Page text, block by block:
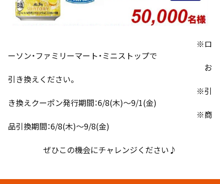
※ロ
ーソン・ファミリーマート・ミニストップで
お
引き換えください。
※引
き換えクーポン発行期間：6/8(木)～9/1(金)
※商
品引換期間：6/8(木)～9/8(金)
ぜひこの機会にチャレンジください♪